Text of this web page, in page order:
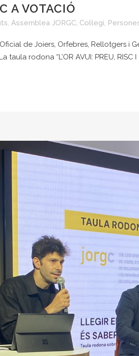
A VOTACIÓ
, Assemblea JORGC, Col·legi,
de Joiers, Orfebres, Rellotgers i
rodona “L’OR AVUI: PREU, RISC